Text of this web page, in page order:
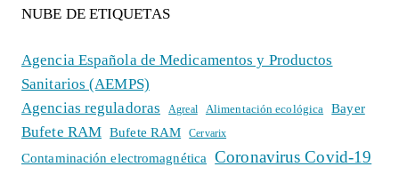
NUBE DE ETIQUETAS
Agencia Española de Medicamentos y Productos
Sanitarios (AEMPS)
Agencias reguladoras
Agreal Alimentación ecológica Bayer
Bufete RAM Bufete RAM Cervarix
Contaminación electromagnética Coronavirus Covid-19